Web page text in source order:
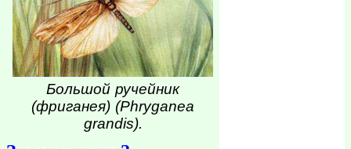
Большой ручейник
(фриганея) (Phryganea
grandis).